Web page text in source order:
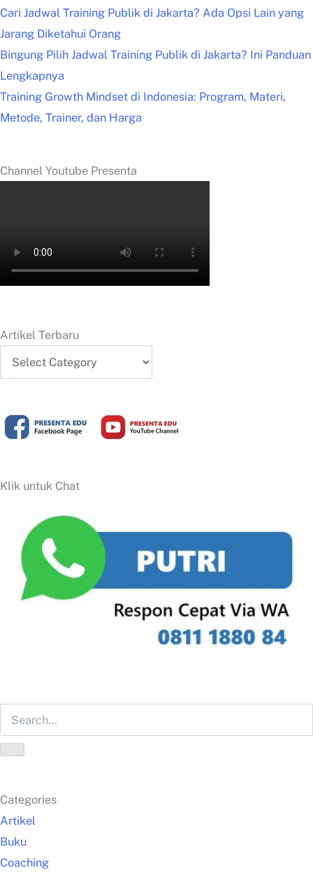
Cari Jadwal Training Publik di Jakarta? Ada Opsi Lain yang
Jarang Diketahui Orang
Bingung Pilih Jadwal Training Publik di Jakarta? Ini Panduan
Lengkapnya
Training Growth Mindset di Indonesia: Program, Materi,
Metode, Trainer, dan Harga
Channel Youtube Presenta
Artikel Terbaru
Terbaru
Klik untuk Chat
Categories
Artikel
Buku
Coaching